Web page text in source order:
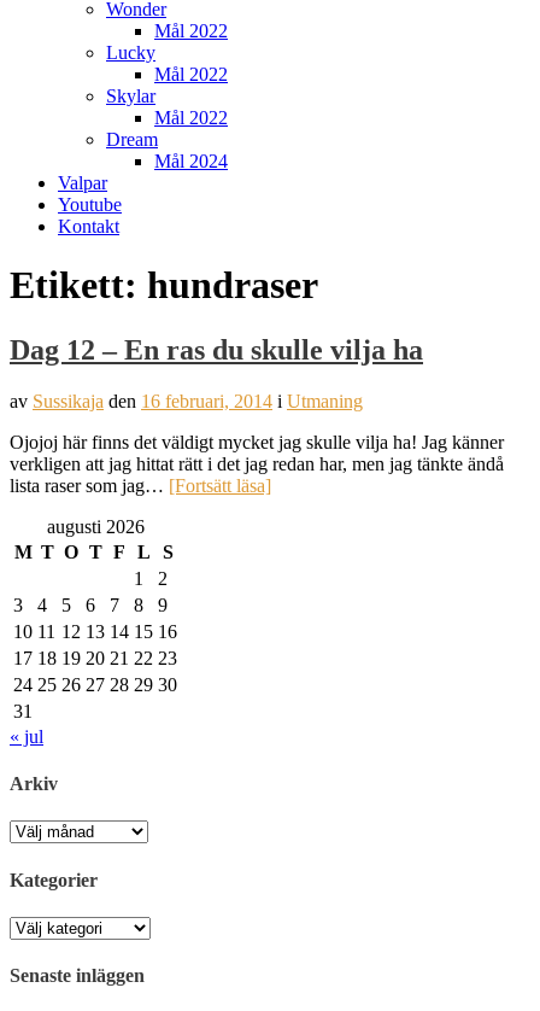
Wonder
Mål 2022
Lucky
Mål 2022
Skylar
Mål 2022
Dream
Mål 2024
Valpar
Youtube
Kontakt
Etikett: hundraser
Dag 12 – En ras du skulle vilja ha
av Sussikaja den 16 februari, 2014 i Utmaning
Ojojoj här finns det väldigt mycket jag skulle vilja ha! Jag känner
verkligen att jag hittat rätt i det jag redan har, men jag tänkte ändå
lista raser som jag… [Fortsätt läsa]
augusti 2026
M T O T F L
S
1
2
3
4 5 6 7 8
9
10 11 12 13 14 15 16
17 18 19 20 21 22 23
24 25 26 27 28 29 30
31
« jul
Arkiv
Arkiv
Kategorier
Kategorier
Senaste inläggen